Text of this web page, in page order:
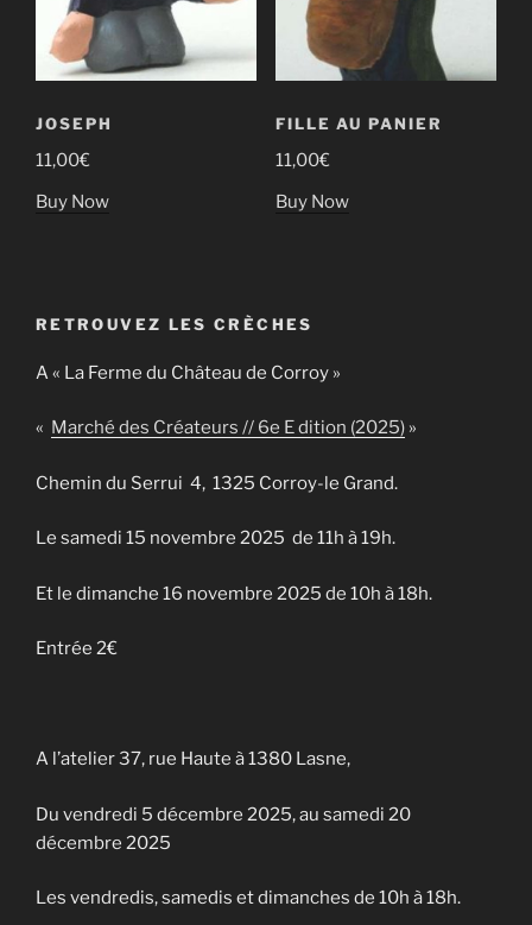
JOSEPH
11,00€
Buy Now
FILLE AU PANIER
11,00€
Buy Now
RETROUVEZ LES CRÈCHES
A « La Ferme du Château de Corroy »
« Marché des Créateurs // 6e E dition (2025) »
Chemin du Serrui 4, 1325 Corroy-le Grand.
Le samedi 15 novembre 2025 de 11h à 19h.
Et le dimanche 16 novembre 2025 de 10h à 18h.
Entrée 2€
A l’atelier 37, rue Haute à 1380 Lasne,
Du vendredi 5 décembre 2025, au samedi 20
décembre 2025
Les vendredis, samedis et dimanches de 10h à 18h.